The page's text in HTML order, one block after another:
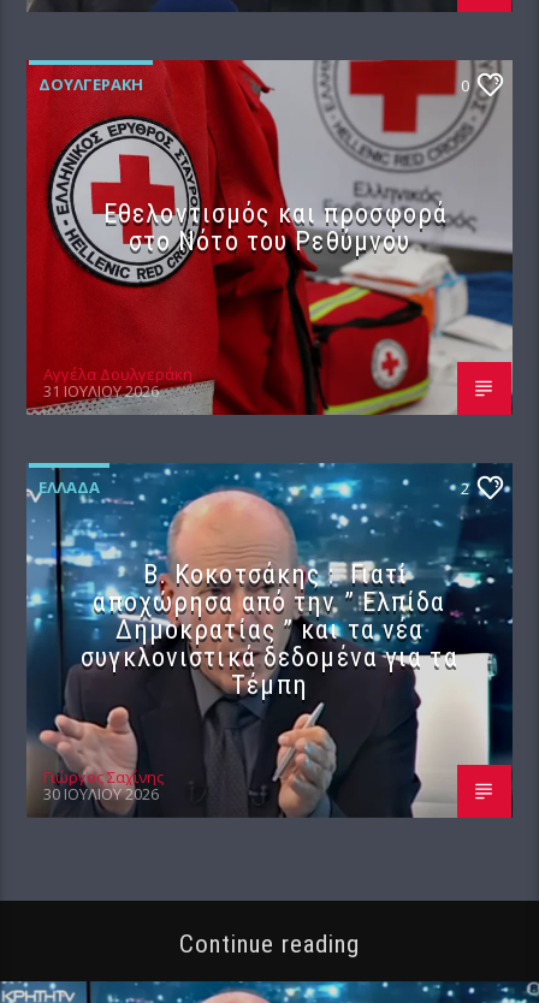
ΔΟΥΛΓΕΡΆΚΗ 0
Εθελοντισμός και προσφορά
στο Νότο του Ρεθύμνου
Αγγέλα Δουλγεράκη
31 ΙΟΥΛΊΟΥ 2026
ΕΛΛΆΔΑ 2
Β. Κοκοτσάκης : Γιατί
αποχώρησα από την ” Ελπίδα
Δημοκρατίας ” και τα νέα
συγκλονιστικά δεδομένα για τα
Τέμπη
Γιώργος Σαχίνης
30 ΙΟΥΛΊΟΥ 2026
Continue reading